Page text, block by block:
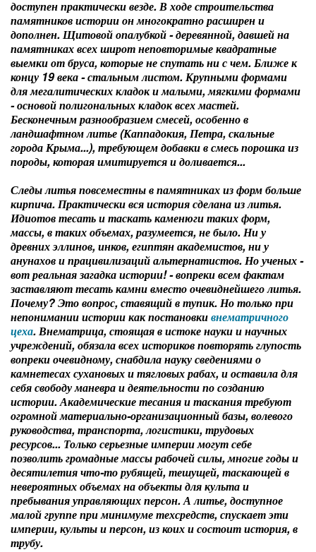
доступен практически везде. В ходе строительства
памятников истории он многократно расширен и
дополнен. Щитовой опалубкой - деревянной, давшей на
памятниках всех широт неповторимые квадратные
выемки от бруса, которые не спутать ни с чем. Ближе к
концу 19 века - стальным листом. Крупными формами
для мегалитических кладок и малыми, мягкими формами
- основой полигональных кладок всех мастей.
Бесконечным разнообразием смесей, особенно в
ландшафтном литье (Каппадокия, Петра, скальные
города Крыма...), требующем добавки в смесь порошка из
породы, которая имитируется и доливается...
Следы литья повсеместны в памятниках из форм больше
кирпича. Практически вся история сделана из литья.
Идиотов тесать и таскать каменюги таких форм,
массы, в таких объемах, разумеется, не было. Ни у
древних эллинов, инков, египтян академистов, ни у
анунахов и працивилизаций альтернатистов. Но ученых -
вот реальная загадка истории! - вопреки всем фактам
заставляют тесать камни вместо очевиднейшего литья.
Почему? Это вопрос, ставящий в тупик. Но только при
непонимании истории как постановкивнематричного
цеха. Внематрица, стоящая в истоке науки и научных
учреждений, обязала всех историков повторять глупость
вопреки очевидному, снабдила науку сведениями о
камнетесах сухановых и тягловых рабах, и оставила для
себя свободу маневра и деятельности по созданию
истории. Академические тесания и таскания требуют
огромной материально-организационный базы, волевого
руководства, транспорта, логистики, трудовых
ресурсов... Только серьезные империи могут себе
позволить громадные массы рабочей силы, многие годы и
десятилетия что-то рубящей, тешущей, таскающей в
невероятных объемах на объекты для культа и
пребывания управляющих персон. А литье, доступное
малой группе при минимуме техсредств, спускает эти
империи, культы и персон, из коих и состоит история, в
трубу.